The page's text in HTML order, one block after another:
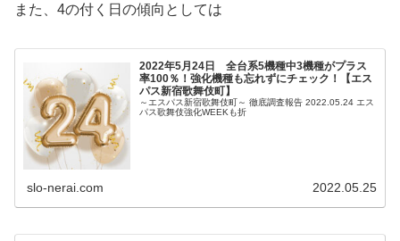
また、4の付く日の傾向としては
2022年5月24日 全台系5機種中3機種がプラス
率100％！強化機種も忘れずにチェック！【エス
パス新宿歌舞伎町】
～エスパス新宿歌舞伎町～ 徹底調査報告 2022.05.24 エス
パス歌舞伎強化WEEKも折
slo-nerai.com 2022.05.25